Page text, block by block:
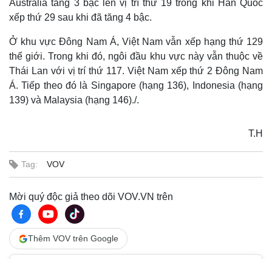
Australia tăng 3 bậc lên vị trí thứ 19 trong khi Hàn Quốc
xếp thứ 29 sau khi đã tăng 4 bậc.
Ở khu vực Đông Nam Á, Việt Nam vẫn xếp hạng thứ 129
thế giới. Trong khi đó, ngôi đầu khu vực này vẫn thuộc về
Thái Lan với vị trí thứ 117. Việt Nam xếp thứ 2 Đông Nam
Á. Tiếp theo đó là Singapore (hạng 136), Indonesia (hạng
139) và Malaysia (hạng 146)./.
T.H
Tag: VOV
Mời quý độc giả theo dõi VOV.VN trên
Thêm VOV trên Google